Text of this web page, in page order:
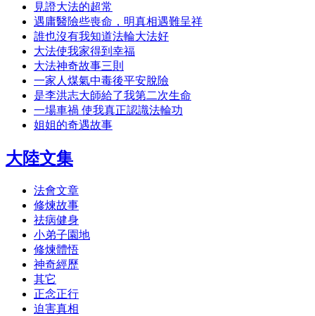
見證大法的超常
遇庸醫險些喪命，明真相遇難呈祥
誰也沒有我知道法輪大法好
大法使我家得到幸福
大法神奇故事三則
一家人煤氣中毒後平安脫險
是李洪志大師給了我第二次生命
一場車禍 使我真正認識法輪功
姐姐的奇遇故事
大陸文集
法會文章
修煉故事
祛病健身
小弟子園地
修煉體悟
神奇經歷
其它
正念正行
迫害真相